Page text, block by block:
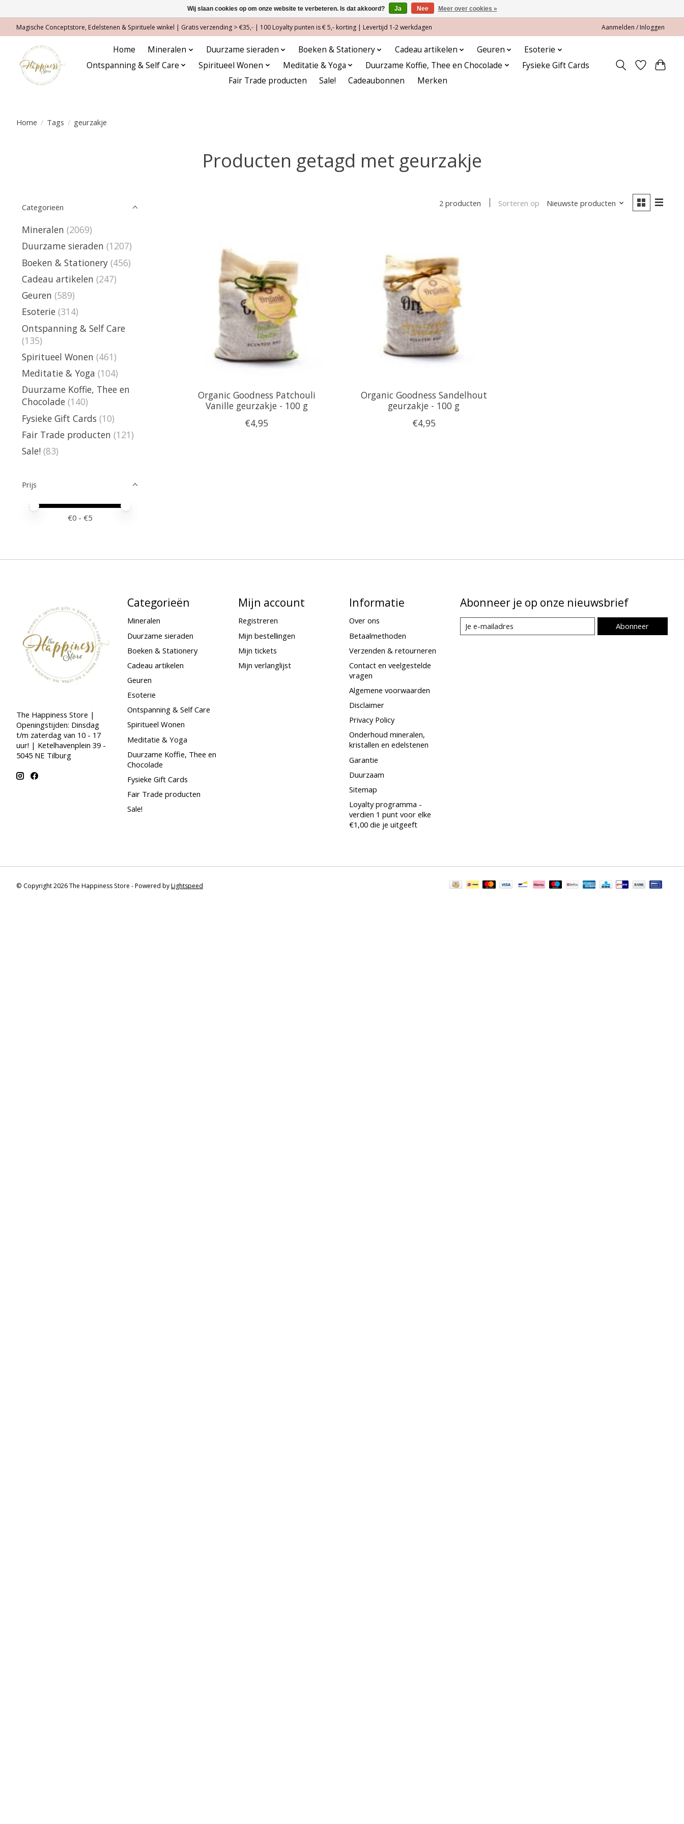
Magische Conceptstore, Edelstenen & Spirituele winkel | Gratis verzending > €35,- | 100 Loyalty punten is € 5,- korting | Levertijd 1-2 werkdagen Aanmelden / Inloggen
Home Mineralen Duurzame sieraden Boeken & Stationery Cadeau artikelen Geuren
Esoterie
Ontspanning & Self Care
Spiritueel Wonen Meditatie & Yoga Duurzame Koffie, Thee en Chocolade
Fysieke Gift Cards
Fair Trade producten
Sale! Cadeaubonnen Merken
Home / Tags / geurzakje
Producten getagd met geurzakje
Categorieën
Mineralen (2069)
Duurzame sieraden (1207)
Boeken & Stationery (456)
Cadeau artikelen (247)
Geuren (589)
Esoterie (314)
Ontspanning & Self Care
(135)
Spiritueel Wonen (461)
Meditatie & Yoga (104)
Duurzame Koffie, Thee en
Chocolade (140)
Fysieke Gift Cards (10)
Fair Trade producten (121)
Sale! (83)
Prijs
Minimale prijswaarde
Price maximum value
€0 - €5
2 producten Sorteren op Nieuwste producten
Organic Goodness Patchouli
Vanille geurzakje - 100 g
€4,95
Organic Goodness Sandelhout
geurzakje - 100 g
€4,95
The Happiness Store |
Openingstijden: Dinsdag
t/m zaterdag van 10 - 17
uur! | Ketelhavenplein 39 -
5045 NE Tilburg
Categorieën
Mineralen
Duurzame sieraden
Boeken & Stationery
Cadeau artikelen
Geuren
Esoterie
Ontspanning & Self Care
Spiritueel Wonen
Meditatie & Yoga
Duurzame Koffie, Thee en
Chocolade
Fysieke Gift Cards
Fair Trade producten
Sale!
Mijn account
Registreren
Mijn bestellingen
Mijn tickets
Mijn verlanglijst
Informatie
Over ons
Betaalmethoden
Verzenden & retourneren
Contact en veelgestelde
vragen
Algemene voorwaarden
Disclaimer
Privacy Policy
Onderhoud mineralen,
kristallen en edelstenen
Garantie
Duurzaam
Sitemap
Loyalty programma -
verdien 1 punt voor elke
€1,00 die je uitgeeft
Abonneer je op onze nieuwsbrief
Abonneer
© Copyright 2026 The Happiness Store - Powered byLightspeed
Wij slaan cookies op om onze website te verbeteren. Is dat akkoord? Ja Nee Meer over cookies »